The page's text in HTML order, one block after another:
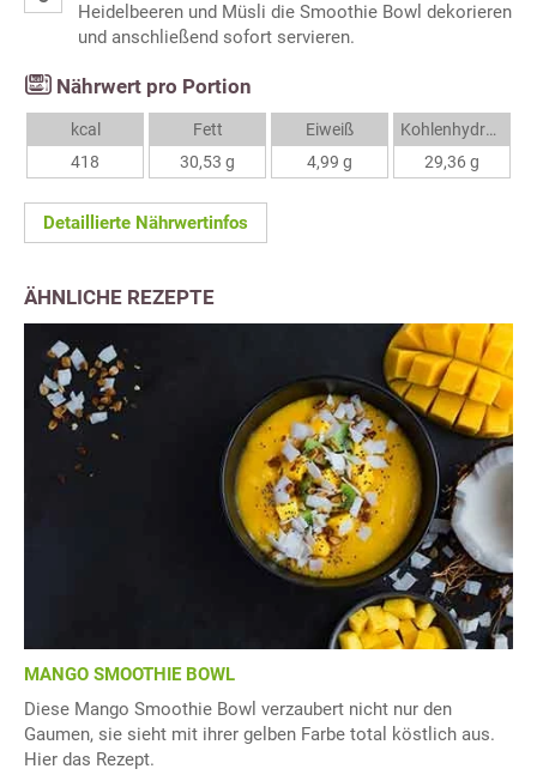
Heidelbeeren und Müsli die Smoothie Bowl dekorieren
und anschließend sofort servieren.
Nährwert pro Portion
kcal
418
Fett
30,53 g
Eiweiß
4,99 g
Kohlenhydrate
29,36 g
Detaillierte Nährwertinfos
ÄHNLICHE REZEPTE
MANGO SMOOTHIE BOWL
Diese Mango Smoothie Bowl verzaubert nicht nur den
Gaumen, sie sieht mit ihrer gelben Farbe total köstlich aus.
Hier das Rezept.